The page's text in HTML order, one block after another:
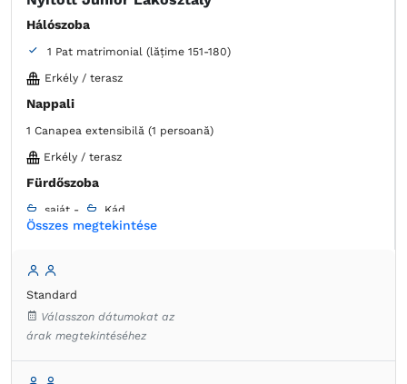
Hálószoba
1 Pat matrimonial (lățime 151-180)
Erkély / terasz
Nappali
1 Canapea extensibilă (1 persoană)
Erkély / terasz
Fürdőszoba
saját - Kád
Ágynemű
Konnektor az ágy melett
Ingyenes pipereholmi
Kanapé
Minibár
Összes megtekintése
Standard
Válasszon dátumokat az
árak megtekintéséhez